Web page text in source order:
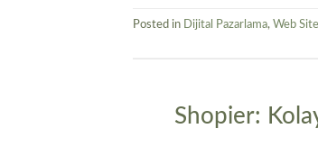
Posted in Dijital Pazarlama, Web
Shopier: